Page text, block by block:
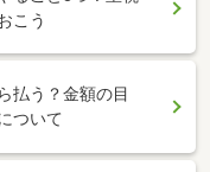
こう
払う？金額の目
ついて